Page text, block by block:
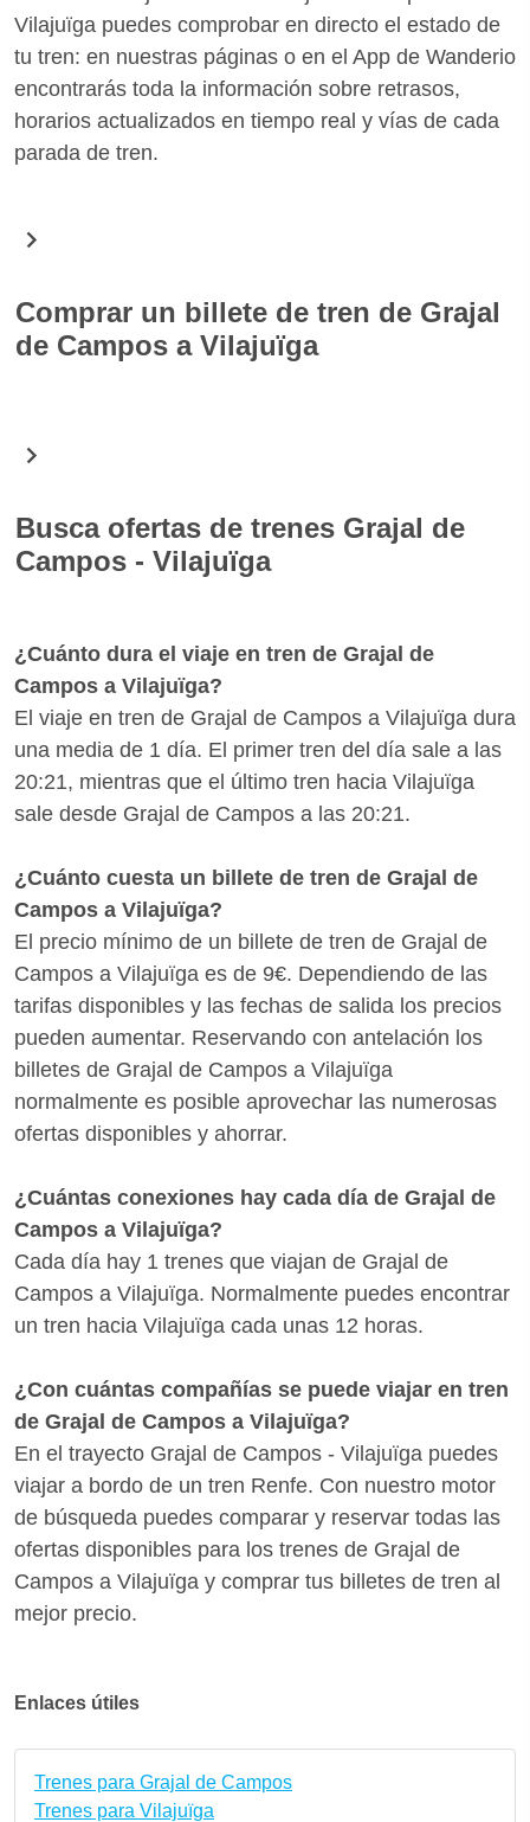
Vilajuïga puedes comprobar en directo el estado de
tu tren: en nuestras páginas o en el App de Wanderio
encontrarás toda la información sobre retrasos,
horarios actualizados en tiempo real y vías de cada
parada de tren.
Comprar un billete de tren de Grajal
de Campos a Vilajuïga
a una simple búsqueda encontrarás todos los
puedes elegir el que mejor se adapte a tus
necesidades reservando con seguridad.
Grajal de Campos Vilajuïga y seguir el estado de tu
tren Grajal de Campos-Vilajuïga en tiempo real,
comprobando retrasos y vías.
Busca ofertas de trenes Grajal de
Campos - Vilajuïga
en autobús o en avión y son incluso más baratos.
Para encontrar las mejores ofertas para Grajal de
Campos - Vilajuïga te aconsejamos que reserves tus
billetes con bastante antelación para aprovechar las
promociones de Renfe. ¿Quieres saber si hay
medios de transporte mejores para llegar a Vilajuïga
comparar trenes, y escoger la mejor opción para ti
en pocos clics.
¿Cuánto dura el viaje en tren de Grajal de
Campos a Vilajuïga?
El viaje en tren de Grajal de Campos a Vilajuïga dura
una media de 1 día. El primer tren del día sale a las
20:21, mientras que el último tren hacia Vilajuïga
sale desde Grajal de Campos a las 20:21.
¿Cuánto cuesta un billete de tren de Grajal de
Campos a Vilajuïga?
El precio mínimo de un billete de tren de Grajal de
Campos a Vilajuïga es de 9€. Dependiendo de las
tarifas disponibles y las fechas de salida los precios
pueden aumentar. Reservando con antelación los
billetes de Grajal de Campos a Vilajuïga
normalmente es posible aprovechar las numerosas
ofertas disponibles y ahorrar.
¿Cuántas conexiones hay cada día de Grajal de
Campos a Vilajuïga?
Cada día hay 1 trenes que viajan de Grajal de
Campos a Vilajuïga. Normalmente puedes encontrar
un tren hacia Vilajuïga cada unas 12 horas.
¿Con cuántas compañías se puede viajar en tren
de Grajal de Campos a Vilajuïga?
En el trayecto Grajal de Campos - Vilajuïga puedes
viajar a bordo de un tren Renfe. Con nuestro motor
de búsqueda puedes comparar y reservar todas las
ofertas disponibles para los trenes de Grajal de
Campos a Vilajuïga y comprar tus billetes de tren al
mejor precio.
Enlaces útiles
Trenes para Grajal de Campos
Trenes para Vilajuïga